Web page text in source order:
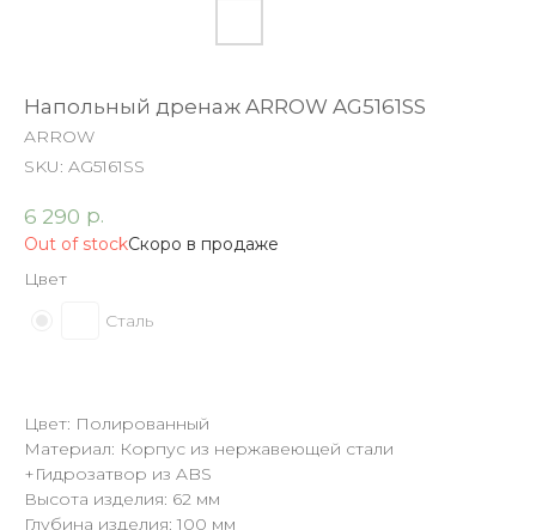
Напольный дренаж ARROW AG5161SS
ARROW
SKU: AG5161SS
6 290 р.
Out of stock
Цвет
Сталь
Цвет: Полированный
Материал: Корпус из нержавеющей стали
+Гидрозатвор из ABS
Высота изделия: 62 мм
Глубина изделия: 100 мм